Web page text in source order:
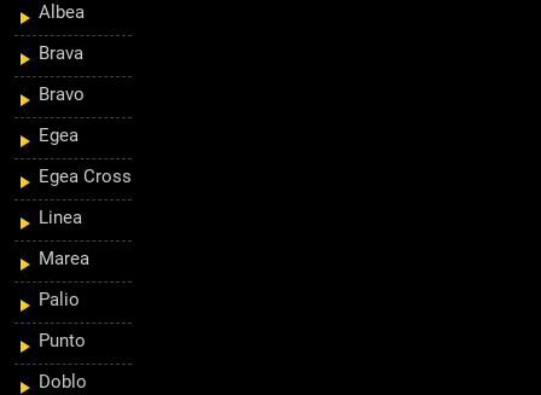
Albea
Brava
Bravo
Egea
Egea Cross
Linea
Marea
Palio
Punto
Doblo